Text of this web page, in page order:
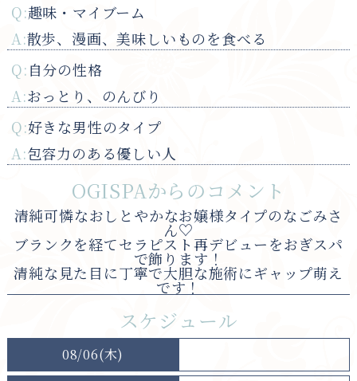
Q:趣味・マイブーム
A:散歩、漫画、美味しいものを食べる
Q:自分の性格
A:おっとり、のんびり
Q:好きな男性のタイプ
A:包容力のある優しい人
OGISPAからのコメント
清純可憐なおしとやかなお嬢様タイプのなごみさ
ん♡
ブランクを経てセラピスト再デビューをおぎスパ
で飾ります！
清純な見た目に丁寧で大胆な施術にギャップ萌え
です！
スケジュール
08/06(木)